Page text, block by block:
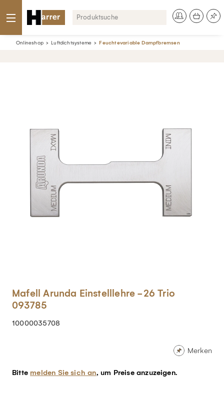
Onlineshop Luftdichtsysteme Feuchtevariable Dampfbremsen
Mafell Arunda Einstelllehre -26 Trio
093785
10000035708
Merken
Bitte melden Sie sich an, um Preise anzuzeigen.